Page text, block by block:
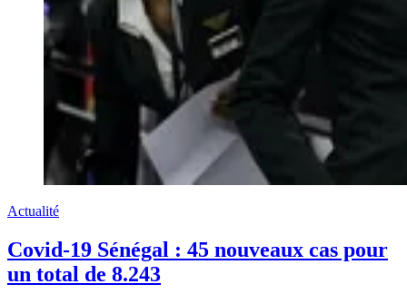
Actualité
Covid-19 Sénégal : 45 nouveaux cas pour
un total de 8.243